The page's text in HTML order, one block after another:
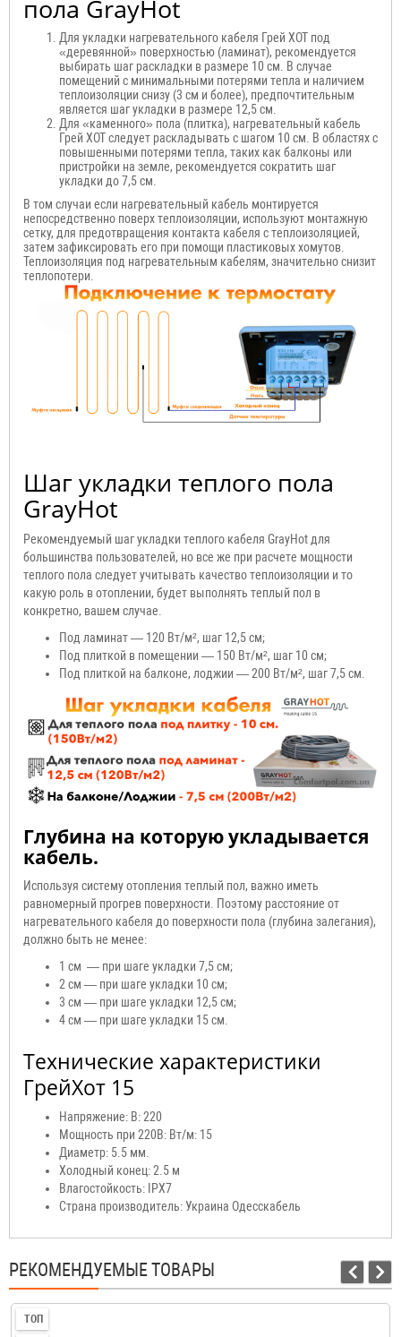
пола GrayHot
Для укладки нагревательного кабеля Грей ХОТ под
«деревянной» поверхностью (ламинат), рекомендуется
выбирать шаг раскладки в размере 10 см. В случае
помещений с минимальными потерями тепла и наличием
теплоизоляции снизу (3 см и более), предпочтительным
является шаг укладки в размере 12,5 см.
Для «каменного» пола (плитка), нагревательный кабель
Грей ХОТ следует раскладывать с шагом 10 см. В областях с
повышенными потерями тепла, таких как балконы или
пристройки на земле, рекомендуется сократить шаг
укладки до 7,5 см.
В том случаи если нагревательный кабель монтируется
непосредственно поверх теплоизоляции, используют монтажную
сетку, для предотвращения контакта кабеля с теплоизоляцией,
затем зафиксировать его при помощи пластиковых хомутов.
Теплоизоляция под нагревательным кабелям, значительно снизит
теплопотери.
Шаг укладки теплого пола
GrayHot
Рекомендуемый шаг укладки теплого кабеля GrayHot для
большинства пользователей, но все же при расчете мощности
теплого пола следует учитывать качество теплоизоляции и то
какую роль в отоплении, будет выполнять теплый пол в
конкретно, вашем случае.
Под ламинат — 120 Вт/м², шаг 12,5 см;
Под плиткой в помещении — 150 Вт/м², шаг 10 см;
Под плиткой на балконе, лоджии — 200 Вт/м², шаг 7,5 см.
Глубина на которую укладывается
кабель.
Используя систему отопления теплый пол, важно иметь
равномерный прогрев поверхности. Поэтому расстояние от
нагревательного кабеля до поверхности пола (глубина залегания),
должно быть не менее:
1 см — при шаге укладки 7,5 см;
2 см — при шаге укладки 10 см;
3 см — при шаге укладки 12,5 см;
4 см — при шаге укладки 15 см.
Технические характеристики
ГрейХот 15
Напряжение: В: 220
Мощность при 220В: Вт/м: 15
Диаметр: 5.5 мм.
Холодный конец: 2.5 м
Влагостойкость: IPX7
Страна производитель: Украина Одесскабель
РЕКОМЕНДУЕМЫЕ ТОВАРЫ
ТОП